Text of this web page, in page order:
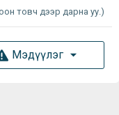
товч дээр дарна уу.)
Мэдүүлэг